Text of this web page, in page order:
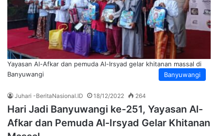
Banyuwangi
Yayasan Al-Afkar dan pemuda Al-Irsyad gelar khitanan massal di
Banyuwangi
Juhari -BeritaNasional.ID 18/12/2022 264
Hari Jadi Banyuwangi ke-251, Yayasan Al-
Afkar dan Pemuda Al-Irsyad Gelar Khitanan